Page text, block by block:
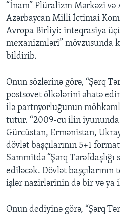
BIZI IZLƏYIN
“İnam” Plüralizm Mərkəzi
Azərbaycan Milli İctimai
Avropa Birliyi: inteqrasiya
mexanizmləri” mövzusunda
bildirib.
Onun sözlərinə görə, “Şərq
postsovet ölkələrini əhatə
ilə partnyorluğunun
tutur. “2009-cu ilin iyununda
Gürcüstan, Ermənistan,
dövlət başçılarının 5+1
Sammitdə “Şərq Tərəfdaşlığı
ediləcək. Dövlət başçılarının
işlər nazirlərinin də bir və ya
Onun dediyinə görə, “Şərq